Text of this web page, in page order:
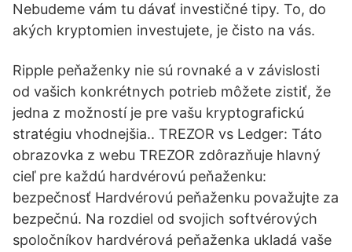
Nebudeme vám tu dávať investičné tipy. To, do
akých kryptomien investujete, je čisto na vás.
Ripple peňaženky nie sú rovnaké a v závislosti
od vašich konkrétnych potrieb môžete zistiť, že
jedna z možností je pre vašu kryptografickú
stratégiu vhodnejšia.. TREZOR vs Ledger: Táto
obrazovka z webu TREZOR zdôrazňuje hlavný
cieľ pre každú hardvérovú peňaženku:
bezpečnosť Hardvérovú peňaženku považujte za
bezpečnú. Na rozdiel od svojich softvérových
spoločníkov hardvérová peňaženka ukladá vaše